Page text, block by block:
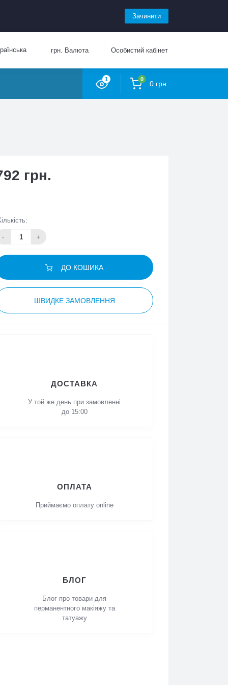
Зачинити
грн.Валюта Особистий кабінет
1 0 0 грн.
грн.
-
+
ДО КОШИКА
ШВИДКЕ ЗАМОВЛЕННЯ
ДОСТАВКА
У той же день при
замовленні до 15:00
ОПЛАТА
Приймаємо оплату online
БЛОГ
Блог про товари для
перманентного макіяжу та
татуажу